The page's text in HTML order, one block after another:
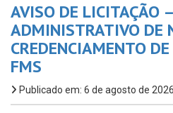
AVISO DE LICITAÇÃO
ADMINISTRATIVO
CREDENCIAMENTO
FMS
Publicado em: 6 de agosto de 2026